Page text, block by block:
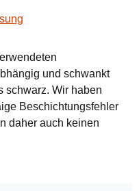
und schwankt
schwarz. Wir haben
Beschichtungsfehler
daher auch keinen